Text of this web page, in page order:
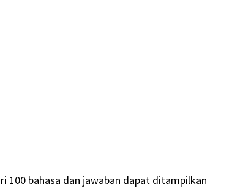
100 bahasa dan jawaban dapat ditampilkan